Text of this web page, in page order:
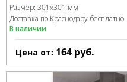
Размер: 301x301 мм
Доставка по Краснодару бесплатно
В наличии
Цена от: 164 руб.